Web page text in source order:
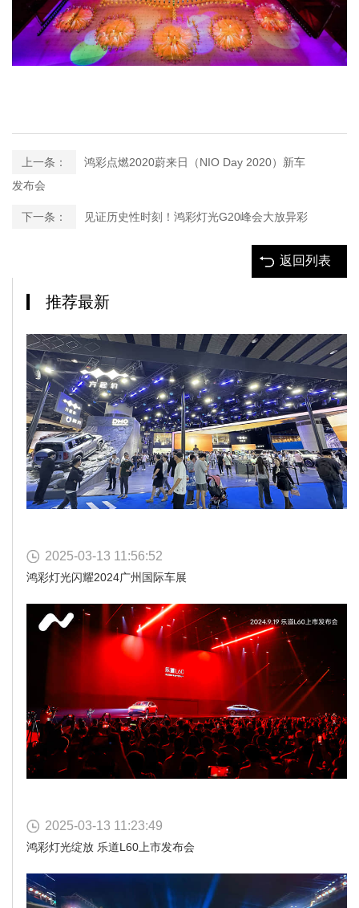
上一条：
鸿彩点燃2020蔚来日（NIO Day 2020）新车
发布会
下一条： 见证历史性时刻！鸿彩灯光G20峰会大放异彩
返回列表
推荐最新
2025-03-13 11:56:52
鸿彩灯光闪耀2024广州国际车展
2025-03-13 11:23:49
鸿彩灯光绽放 乐道L60上市发布会